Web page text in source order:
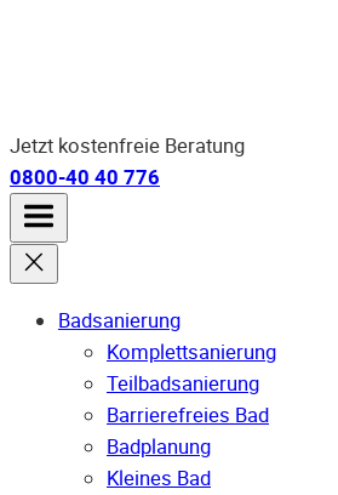
Jetzt kostenfreie Beratung
0800-40 40 776
Badsanierung
Komplettsanierung
Teilbadsanierung
Barrierefreies Bad
Badplanung
Kleines Bad